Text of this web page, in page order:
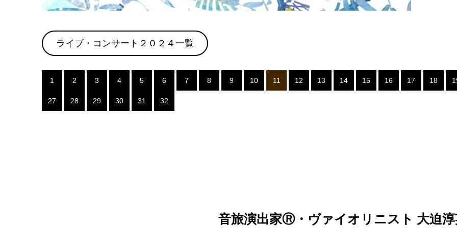
ライブ・コンサート２０２４一覧
1 2 3 4 5 6 7 8 9 10 11 12 13 14 15 16 17 18
27 28 29 30 31 32
音旅演出家Ⓡ・ヴァイオリニスト 大迫淳